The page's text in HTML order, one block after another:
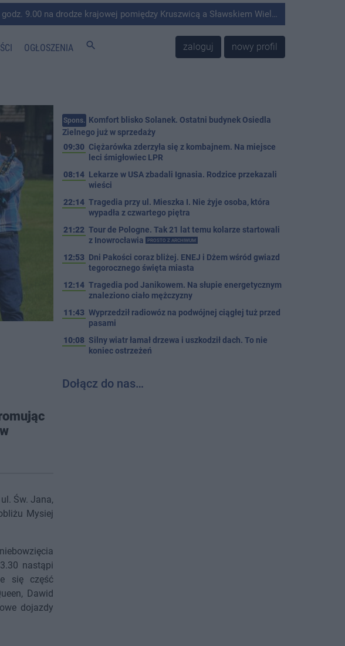
9.00 na drodze krajowej pomiędzy Kruszwicą a Sławskiem Wielkim doszło do zderzenia samochodu ciężarowego z kombajnem.
OGŁOSZENIA search zaloguj nowy profil
Św. Jana,
Mysiej
nastąpi
się część
Dawid
dojazdy
Spons. Komfort blisko Solanek. Ostatni budynek Osiedla
Zielnego już w sprzedaży
09:30 Ciężarówka zderzyła się z kombajnem. Na miejsce
leci śmigłowiec LPR
08:14 Lekarze w USA zbadali Ignasia. Rodzice przekazali
wieści
22:14 Tragedia przy ul. Mieszka I. Nie żyje osoba, która
wypadła z czwartego piętra
21:22 Tour de Pologne. Tak 21 lat temu kolarze startowali
z Inowrocławia
PROSTO Z ARCHIWUM
12:53 Dni Pakości coraz bliżej. ENEJ i Dżem wśród gwiazd
tegorocznego święta miasta
12:14 Tragedia pod Janikowem. Na słupie energetycznym
znaleziono ciało mężczyzny
11:43 Wyprzedził radiowóz na podwójnej ciągłej tuż przed
pasami
10:08 Silny wiatr łamał drzewa i uszkodził dach. To nie
koniec ostrzeżeń
Dołącz do nas…